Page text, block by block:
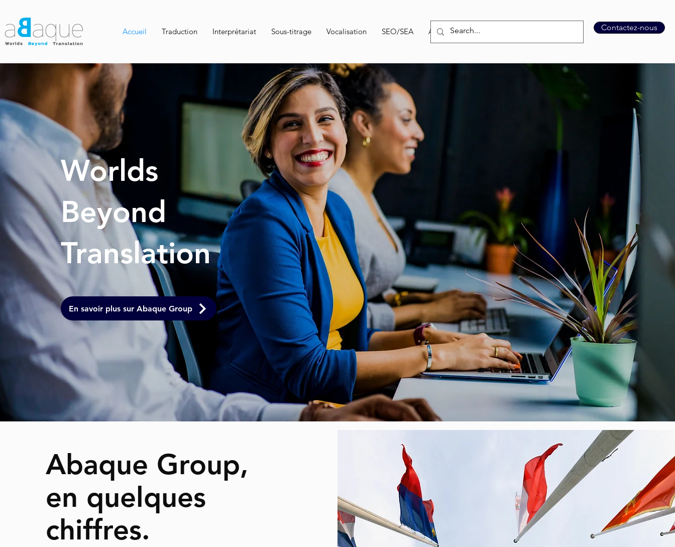
Accueil Traduction Interprétariat Sous-titrage Vocalisation SEO/SEA Automatisation Contactez-nous
Worlds
Beyond
Translation
En savoir plus sur Abaque Group
Abaque Group,
en quelques
chiffres.